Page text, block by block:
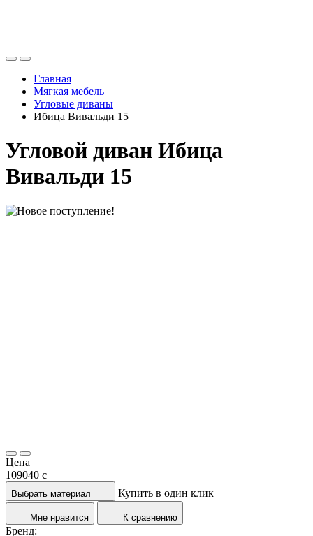
Главная
Мягкая мебель
Угловые диваны
Ибица Вивальди 15
Угловой диван Ибица
Вивальди 15
Цена
109040 c
Выбрать материал Купить в один клик
Мне нравится К сравнению
Бренд: